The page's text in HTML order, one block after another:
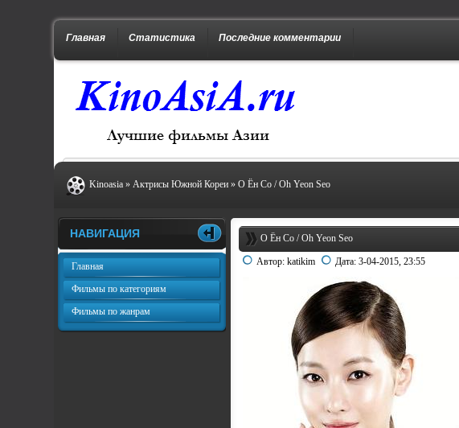
Главная Статистика Последние комментарии
Kinoasia »Актрисы Южной Кореи » О Ён Со / Oh Yeon Seo
О Ён Со / Oh Yeon Seo
Автор:katikim Дата:3-04-2015, 23:55
НАВИГАЦИЯ
Главная
Фильмы по категориям
Фильмы по жанрам